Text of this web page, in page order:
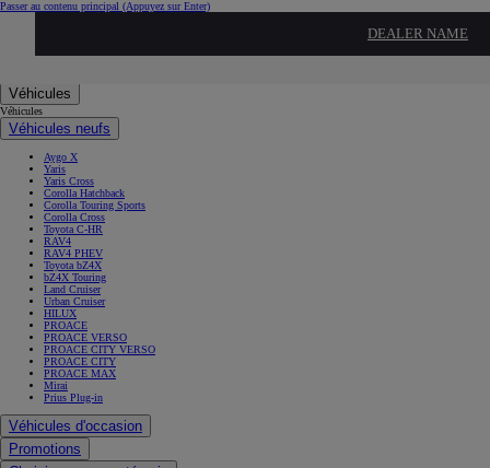
Passer au contenu principal (Appuyez sur Enter)
DEALER NAME
Véhicules
Véhicules
Véhicules neufs
Aygo X
Yaris
Yaris Cross
Corolla Hatchback
Corolla Touring Sports
Corolla Cross
Toyota C-HR
RAV4
RAV4 PHEV
Toyota bZ4X
bZ4X Touring
Land Cruiser
Urban Cruiser
HILUX
PROACE
PROACE VERSO
PROACE CITY VERSO
PROACE CITY
PROACE MAX
Mirai
Prius Plug-in
Véhicules d'occasion
Promotions